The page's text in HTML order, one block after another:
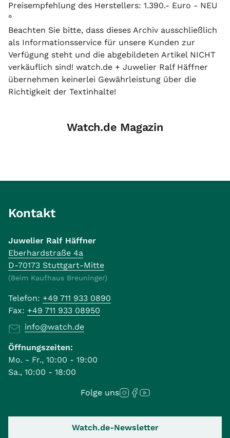
Preisempfehlung des Herstellers: 1.390.- Euro - NEU
°
Beachten Sie bitte, dass dieses Archiv ausschließlich
als Informationsservice für unsere Kunden zur
Verfügung steht und die abgebildeten Artikel NICHT
verkäuflich sind! watch.de + Juwelier Ralf Häffner
übernehmen keinerlei Gewährleistung über die
Richtigkeit der Textinhalte!
Watch.de Magazin
Kontakt
Juwelier Ralf Häffner
Eberhardstraße 4a
D-70173 Stuttgart-Mitte
(Beim Kaufhaus Breuninger)
Telefon: +49 711 933 0890
Fax: +49 711 933 08950
info@watch.de
Öffnungszeiten:
Mo. - Fr., 10:00 - 19:00
Sa., 10:00 - 18:00
Folge uns
Watch.de-Newsletter